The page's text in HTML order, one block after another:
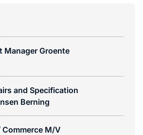
Manager Groente
and Specification
Berning
Commerce M/V